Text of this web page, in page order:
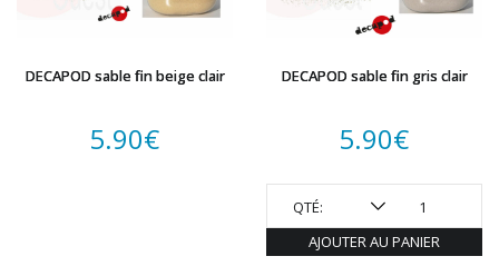
DECAPOD sable fin beige clair
5.90€
DECAPOD sable fin gris clair
5.90€
QTÉ:
AJOUTER AU PANIER